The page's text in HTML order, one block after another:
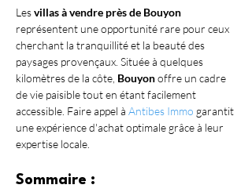
Les villas à vendre près de Bouyon
représentent une opportunité rare pour ceux
cherchant la tranquillité et la beauté des
paysages provençaux. Située à quelques
kilomètres de la côte, Bouyon offre un cadre
de vie paisible tout en étant facilement
accessible. Faire appel à Antibes Immo garantit
une expérience d'achat optimale grâce à leur
expertise locale.
Sommaire :